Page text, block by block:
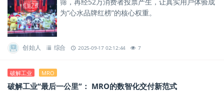
为“心水品牌红榜”的核心权重。
创始人 综合 2025-09-17 02:12:44 7
破解工业 MRO
破解工业“最后一公里”： MRO的数智化交付新范式